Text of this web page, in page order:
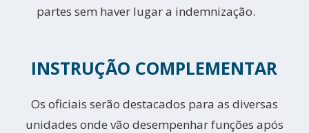
partes sem haver lugar a indemnização.
INSTRUÇÃO COMPLEMENTAR
Os oficiais serão destacados para as diversas
unidades onde vão desempenhar funções após